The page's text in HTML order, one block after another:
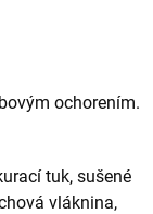
ochorením.
tuk, sušené
vláknina,